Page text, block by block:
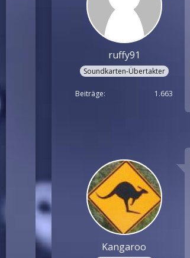
ruffy91
Soundkarten-Übertakter
Beiträge 1.663
Kangaroo